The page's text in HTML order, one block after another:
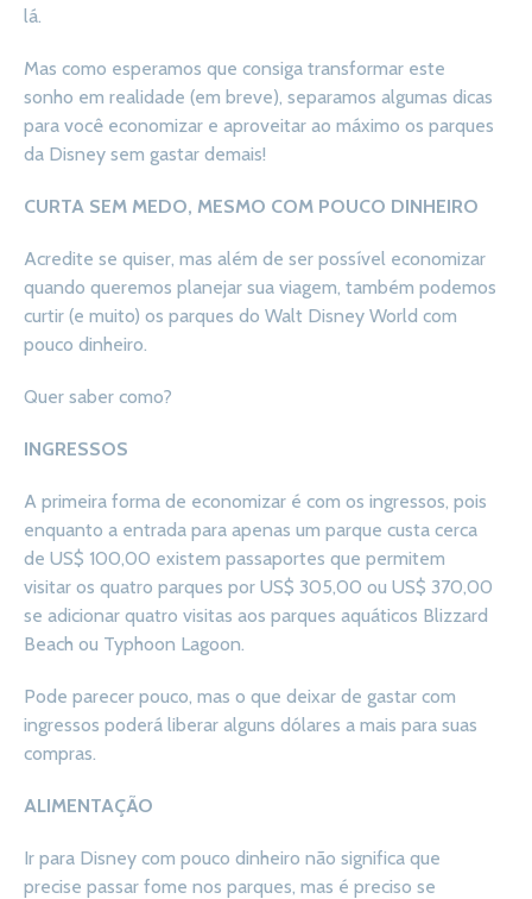
lá.
Mas como esperamos que consiga transformar este
sonho em realidade (em breve), separamos algumas dicas
para você economizar e aproveitar ao máximo os parques
da Disney sem gastar demais!
CURTA SEM MEDO, MESMO COM POUCO DINHEIRO
Acredite se quiser, mas além de ser possível economizar
quando queremos planejar sua viagem, também podemos
curtir (e muito) os parques do Walt Disney World com
pouco dinheiro.
Quer saber como?
INGRESSOS
A primeira forma de economizar é com os ingressos, pois
enquanto a entrada para apenas um parque custa cerca
de US$ 100,00 existem passaportes que permitem
visitar os quatro parques por US$ 305,00 ou US$ 370,00
se adicionar quatro visitas aos parques aquáticos Blizzard
Beach ou Typhoon Lagoon.
Pode parecer pouco, mas o que deixar de gastar com
ingressos poderá liberar alguns dólares a mais para suas
compras.
ALIMENTAÇÃO
Ir para Disney com pouco dinheiro não significa que
precise passar fome nos parques, mas é preciso se